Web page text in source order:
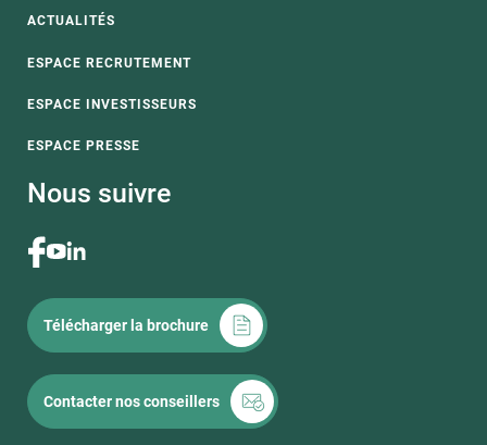
ACTUALITÉS
ESPACE RECRUTEMENT
ESPACE INVESTISSEURS
ESPACE PRESSE
Nous suivre
Télécharger la brochure
Contacter nos conseillers